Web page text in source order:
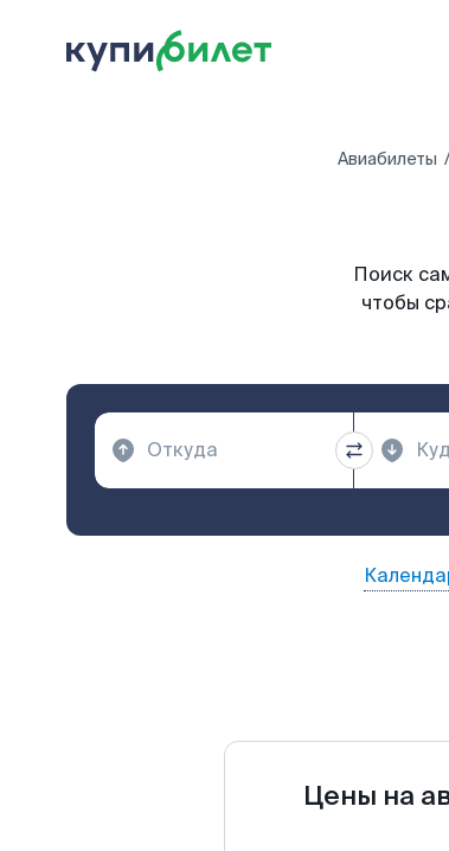
Авиабилеты
Поиск
чтобы
Цены на